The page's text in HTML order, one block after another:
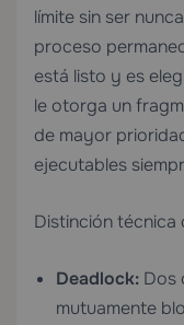
límite sin ser
proceso
está listo y es
le otorga un
de mayor
ejecutables
Distinción técnica
Deadlock: Dos
mutuamente